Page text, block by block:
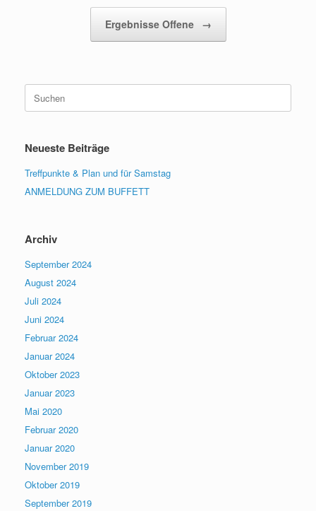
Ergebnisse Offene →
nach:
Neueste Beiträge
Treffpunkte & Plan und für Samstag
ANMELDUNG ZUM BUFFETT
Archiv
September 2024
August 2024
Juli 2024
Juni 2024
Februar 2024
Januar 2024
Oktober 2023
Januar 2023
Mai 2020
Februar 2020
Januar 2020
November 2019
Oktober 2019
September 2019